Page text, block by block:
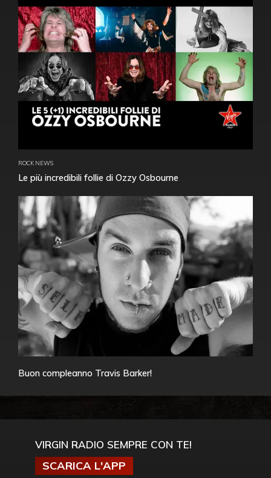
ROCK NEWS
Le più incredibili follie di Ozzy Osbourne
Buon compleanno Travis Barker!
VIRGIN RADIO SEMPRE CON TE!
SCARICA L'APP